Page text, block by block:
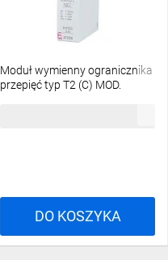
Moduł wymienny ogranicznika
przepięć typ T2 (C) MOD.
DO KOSZYKA